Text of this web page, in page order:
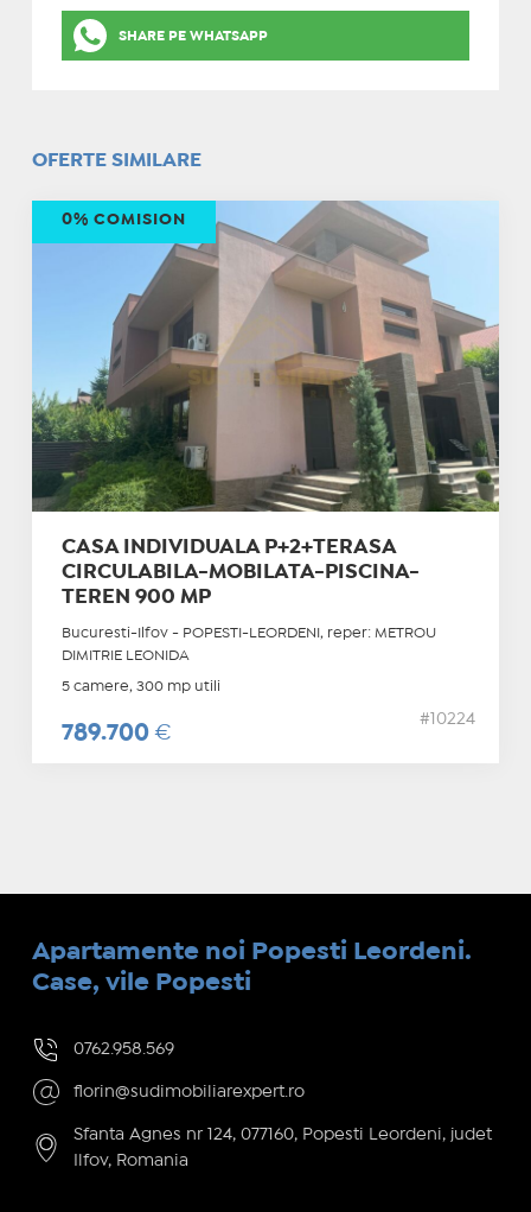
SHARE PE WHATSAPP
OFERTE SIMILARE
CASA INDIVIDUALA P+2+TERASA
CIRCULABILA-MOBILATA-PISCINA-
TEREN 900 MP
Bucuresti-Ilfov - POPESTI-LEORDENI, reper: METROU
DIMITRIE LEONIDA
5 camere, 300 mp utili
789.700 €
#10224
0% COMISION
Apartamente noi Popesti Leordeni.
Case, vile Popesti
0762.958.569
florin@sudimobiliarexpert.ro
Sfanta Agnes nr 124, 077160, Popesti Leordeni, judet
Ilfov, Romania